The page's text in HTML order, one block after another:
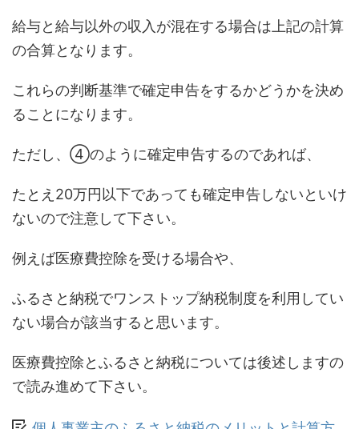
給与と給与以外の収入が混在する場合は上記の計算
の合算となります。
これらの判断基準で確定申告をするかどうかを決め
ることになります。
ただし、④のように確定申告するのであれば、
たとえ20万円以下であっても確定申告しないといけ
ないので注意して下さい。
例えば医療費控除を受ける場合や、
ふるさと納税でワンストップ納税制度を利用してい
ない場合が該当すると思います。
医療費控除とふるさと納税については後述しますの
で読み進めて下さい。